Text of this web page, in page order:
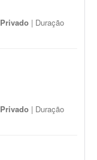
Privado | Duração
Privado | Duração